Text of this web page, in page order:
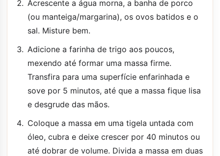
Acrescente a água morna, a banha de porco
(ou manteiga/margarina), os ovos batidos e o
sal. Misture bem.
Adicione a farinha de trigo aos poucos,
mexendo até formar uma massa firme.
Transfira para uma superfície enfarinhada e
sove por 5 minutos, até que a massa fique lisa
e desgrude das mãos.
Coloque a massa em uma tigela untada com
óleo, cubra e deixe crescer por 40 minutos ou
até dobrar de volume. Divida a massa em duas